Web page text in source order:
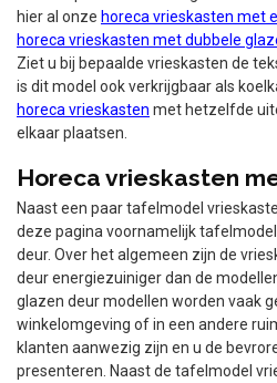
hier al onze horeca vrieskasten met
horeca vrieskasten met dubbele
Ziet u bij bepaalde vrieskasten de
is dit model ook verkrijgbaar als
horeca vrieskasten met hetzelfde
elkaar plaatsen.
Horeca vrieskasten
Naast een paar tafelmodel
deze pagina voornamelijk
deur. Over het algemeen zijn de
deur energiezuiniger dan de
glazen deur modellen worden vaak
winkelomgeving of in een andere
klanten aanwezig zijn en u de
presenteren. Naast de tafelmodel